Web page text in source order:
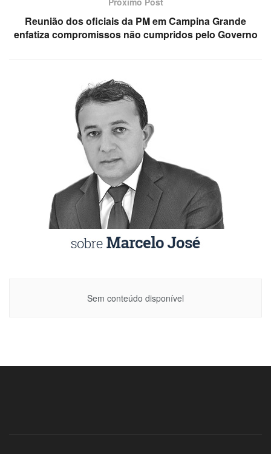
Reunião dos oficiais da PM em Campina Grande
enfatiza compromissos não cumpridos pelo Governo
Sem conteúdo disponível